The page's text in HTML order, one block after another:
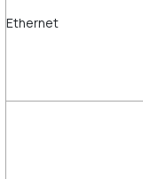
Ethernet